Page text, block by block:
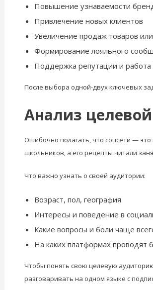
Повышение узнаваемости
Привлечение новых клиентов
Увеличение продаж товаров или
Формирование лояльного
Поддержка репутации и работа
После выбора одной-двух ключевых
Анализ
Ошибочно полагать, что соцсети —
школьников, а его рецепты читали
Что важно узнать о своей аудитории:
Возраст, пол, география
Интересы и поведение в
Какие вопросы и боли чаще
На каких платформах проводят
Чтобы понять свою целевую
разговаривать на одном языке с